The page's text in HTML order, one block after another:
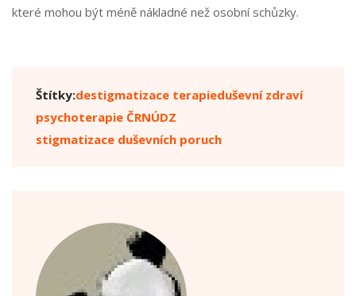
které mohou být méně nákladné než osobní schůzky.
Štítky:destigmatizace terapieduševní zdraví
psychoterapie ČRNÚDZ
stigmatizace duševních poruch